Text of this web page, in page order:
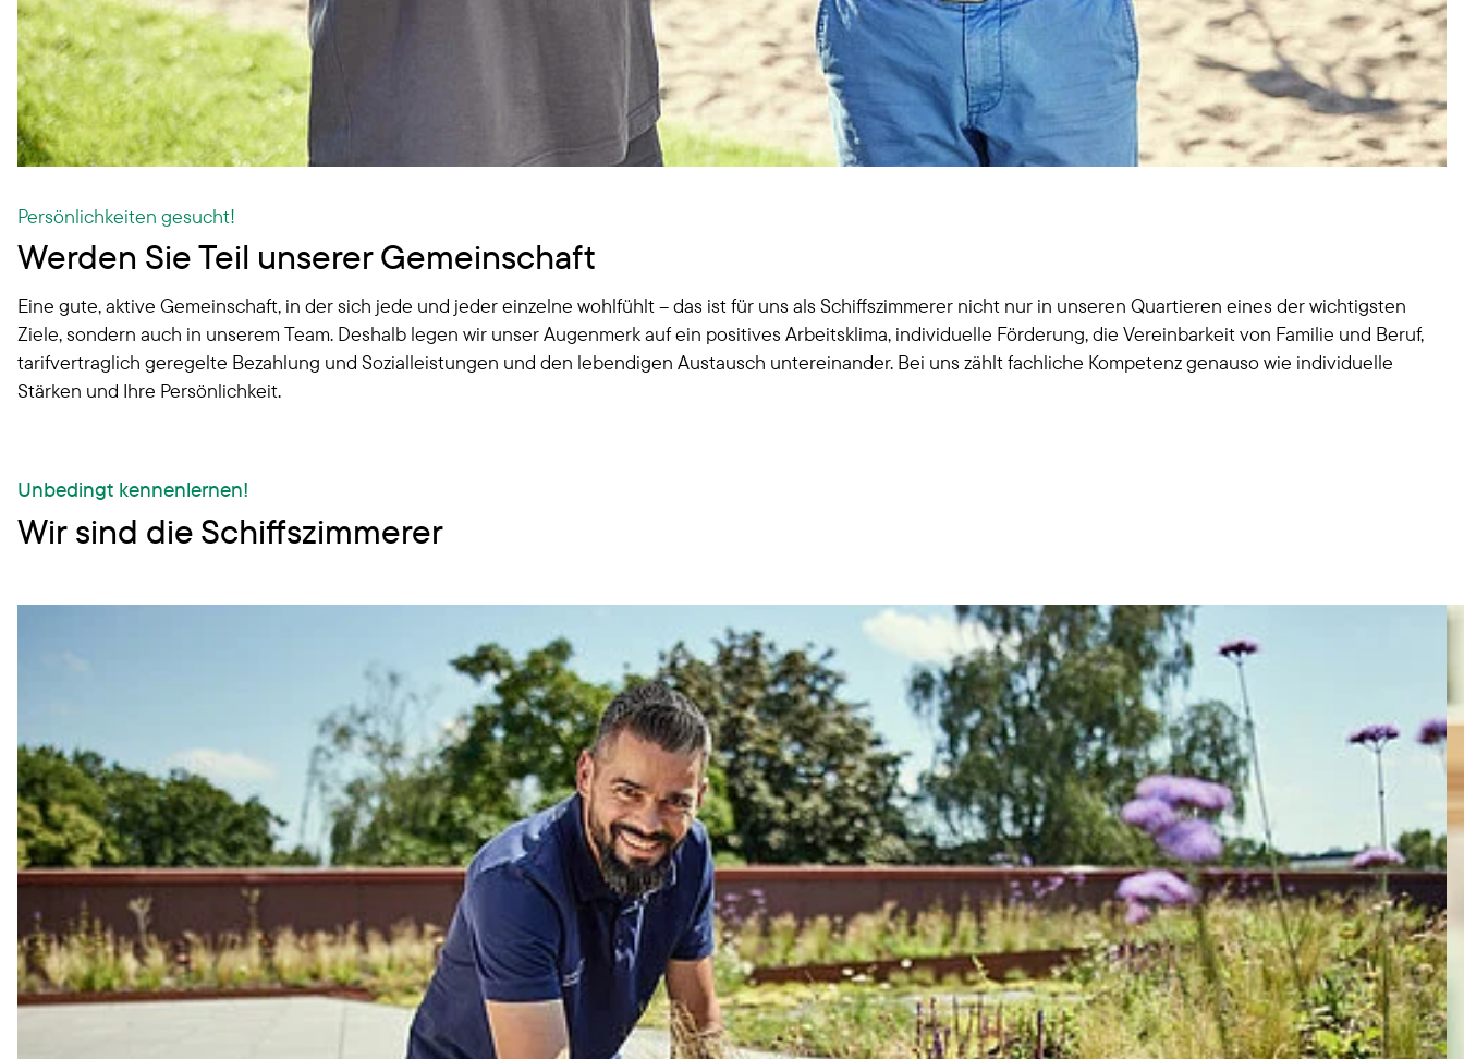
Persönlichkeiten gesucht!
Werden Sie Teil unserer Gemeinschaft
Eine gute, aktive Gemeinschaft, in der sich jede und jeder einzelne wohlfühlt – das ist für uns als Schiffszimmerer nicht nur in unseren Quartieren eines der wichtigsten
Ziele, sondern auch in unserem Team. Deshalb legen wir unser Augenmerk auf ein positives Arbeitsklima, individuelle Förderung, die Vereinbarkeit von Familie und Beruf,
tarifvertraglich geregelte Bezahlung und Sozialleistungen und den lebendigen Austausch untereinander. Bei uns zählt fachliche Kompetenz genauso wie individuelle
Stärken und Ihre Persönlichkeit.
Unbedingt kennenlernen!
Wir sind die Schiffszimmerer